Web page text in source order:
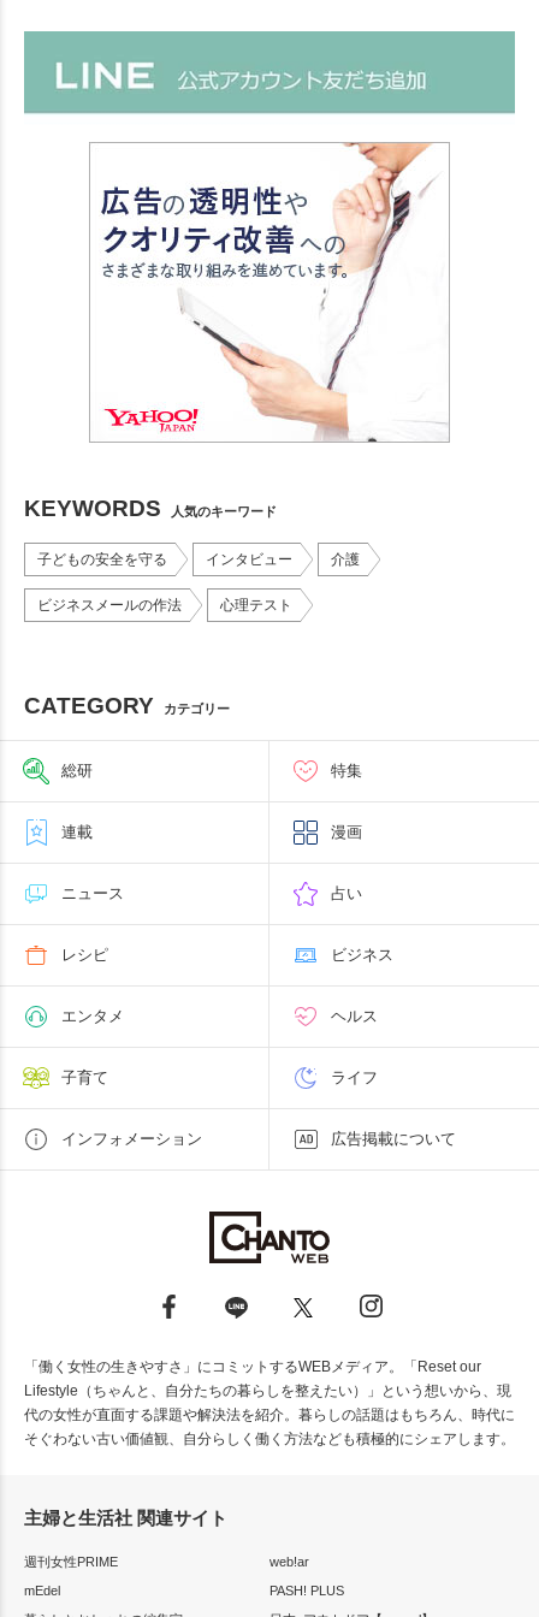
KEYWORDS 人気のキーワード
子どもの安全を守る インタビュー 介護
ビジネスメールの作法 心理テスト
CATEGORY カテゴリー
総研 特集
連載 漫画
ニュース 占い
レシピ ビジネス
エンタメ ヘルス
子育て ライフ
インフォメーション 広告掲載について
「働く女性の生きやすさ」にコミットするWEBメディア。「Reset our
Lifestyle（ちゃんと、自分たちの暮らしを整えたい）」という想いから、現
代の女性が直面する課題や解決法を紹介。暮らしの話題はもちろん、時代に
そぐわない古い価値観、自分らしく働く方法なども積極的にシェアします。
主婦と生活社 関連サイト
週刊女性PRIME
web!ar
mEdel
PASH! PLUS